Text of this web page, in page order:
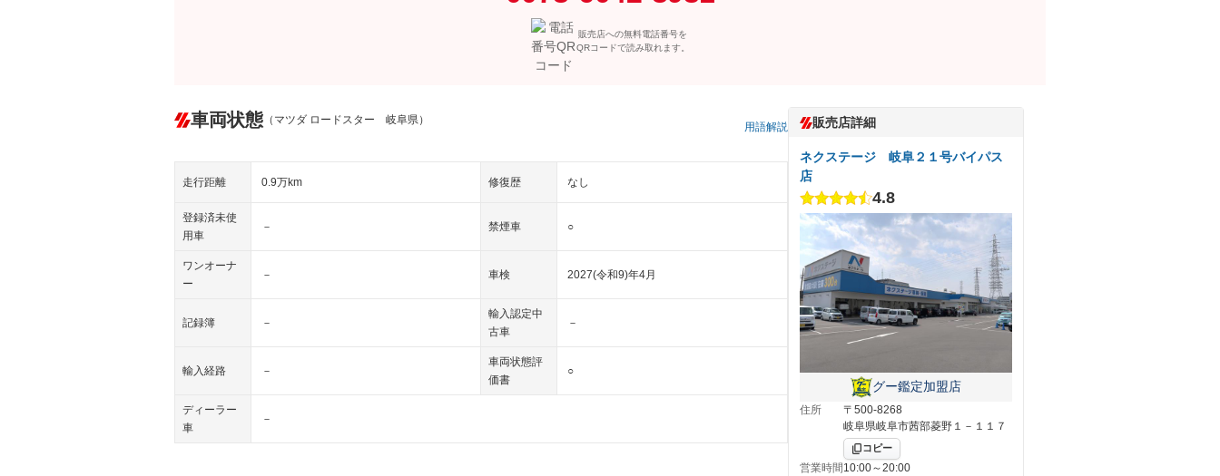
販売店への無料電話番号を
QRコードで読み取れます。
車両状態 （マツダ ロードスター 岐阜県）
用語解説
走行距離 0.9万km 修復歴 なし
登録済未使
用車
－ 禁煙車 ○
ワンオーナ
ー
－ 車検 2027(令和9)年4月
記録簿 －
輸入認定中
古車
－
輸入経路 －
車両状態評
価書
○
ディーラー
車
－
販売店詳細
ネクステージ 岐阜２１号バイパス
店
4.8
グー鑑定加盟店
住所
〒500-8268
岐阜県岐阜市茜部菱野１－１１７
コピー
営業時間10:00～20:00